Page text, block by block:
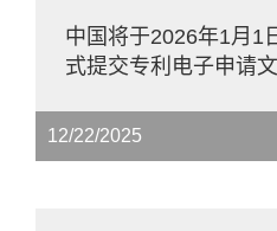
中国将于2026年1月1
式提交专利电子申请
12/22/2025